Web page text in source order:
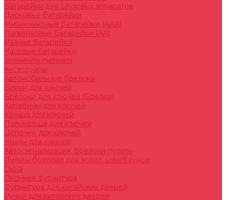
Батарейки для слуховых аппаратов
Дисковые батарейки
Мизинчиковые батарейки (AAA)
Пальчиковые батарейки (AA)
Разные батарейки
Часовые батарейки
Элементы питания
Аксессуары
Автомобильные брелоки
Бирки для ключей
Брелоки для ключей (Брелки)
Карабины для ключей
Кольца для ключей
Полукольца для ключей
Цепочки для ключей
Чехлы для ключей
Автосигнализация, брелоки-пульты
Пульты-брелоки для ворот, шлагбаумов
Окна
Оконная фурнитура
Фурнитура для китайских дверей
Ручки для китайских дверей